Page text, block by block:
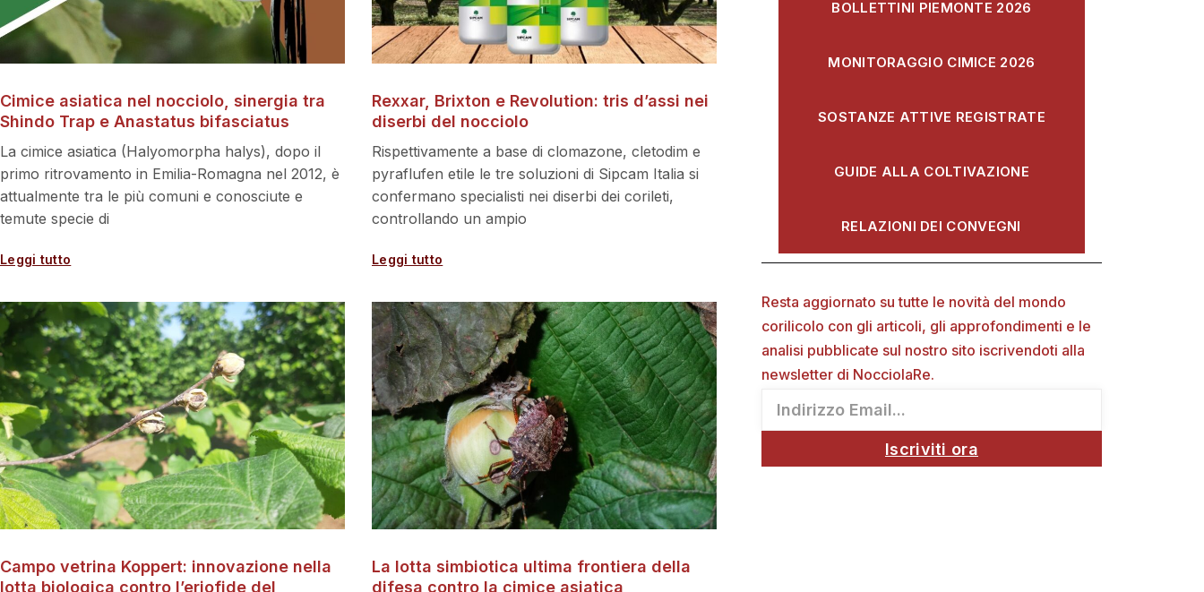
Cimice asiatica nel nocciolo, sinergia tra
Shindo Trap e Anastatus bifasciatus
La cimice asiatica (Halyomorpha halys), dopo il
primo ritrovamento in Emilia-Romagna nel 2012, è
attualmente tra le più comuni e conosciute e
temute specie di
Leggi tutto
Rexxar, Brixton e Revolution: tris d’assi nei
diserbi del nocciolo
Rispettivamente a base di clomazone, cletodim e
pyraflufen etile le tre soluzioni di Sipcam Italia si
confermano specialisti nei diserbi dei corileti,
controllando un ampio
Leggi tutto
Campo vetrina Koppert: innovazione nella
lotta biologica contro l’eriofide del
La lotta simbiotica ultima frontiera della
difesa contro la cimice asiatica
BOLLETTINI PIEMONTE 2026
MONITORAGGIO CIMICE 2026
SOSTANZE ATTIVE REGISTRATE
GUIDE ALLA COLTIVAZIONE
RELAZIONI DEI CONVEGNI
Resta aggiornato su tutte le novità del mondo
corilicolo con gli articoli, gli approfondimenti e le
analisi pubblicate sul nostro sito iscrivendoti alla
newsletter di NocciolaRe.
Iscriviti ora